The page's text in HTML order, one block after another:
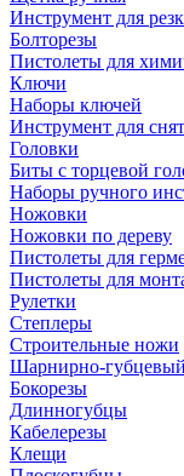
Инструмент для
Болторезы
Пистолеты для
Ключи
Наборы ключей
Инструмент для
Головки
Биты с торцевой
Наборы ручного
Ножовки
Ножовки по дереву
Пистолеты для
Пистолеты для
Рулетки
Степлеры
Строительные ножи
Шарнирно-
Бокорезы
Длинногубцы
Кабелерезы
Клещи